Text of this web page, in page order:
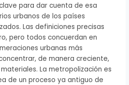
para dar cuenta de esa
urbanos de los países
Las definiciones precisas
pero todos concuerdan en
urbanas más
de manera creciente,
La metropolización es
de un proceso ya antiguo de